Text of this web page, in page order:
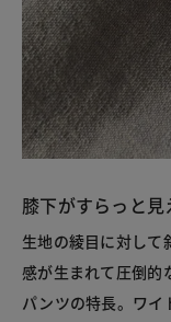
膝下がすらっと
生地の綾目に対して
感が生まれて圧倒的
パンツの特長。ワイ